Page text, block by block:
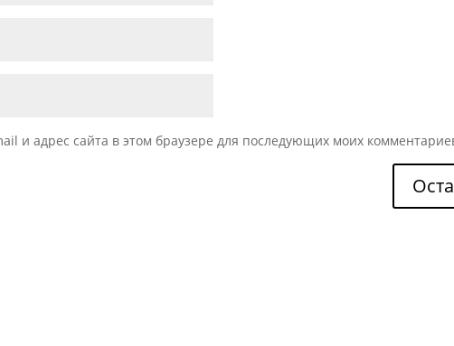
и адрес сайта в этом браузере для последующих моих